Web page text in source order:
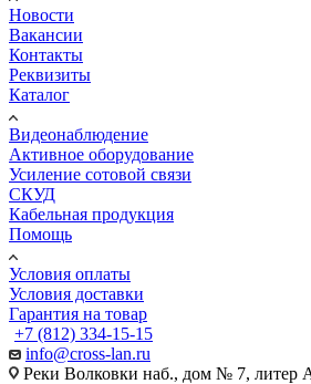
Новости
Вакансии
Контакты
Реквизиты
Каталог
Видеонаблюдение
Активное оборудование
Усиление сотовой связи
СКУД
Кабельная продукция
Помощь
Условия оплаты
Условия доставки
Гарантия на товар
+7 (812) 334-15-15
info@cross-lan.ru
Реки Волковки наб., дом № 7, литер